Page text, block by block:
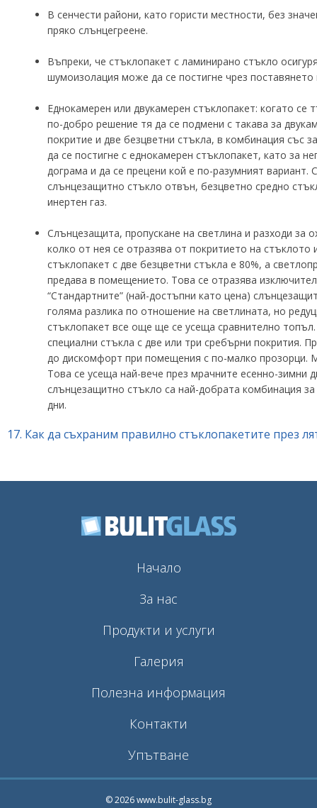
В сенчести райони, като гористи местности, без
пряко слънцегреене.
Въпреки, че стъклопакет с ламинирано стъкло
шумоизолация може да се постигне чрез
Еднокамерен или двукамерен стъклопакет: когато
по-добро решение тя да се подмени с такава за
покритие и две безцветни стъкла, в комбинация със
да се постигне с еднокамерен стъклопакет, като за
дограма и да се прецени кой е по-разумният вариант.
слънцезащитно стъкло отвън, безцветно средно
инертен газ.
Слънцезащита, пропускане на светлина и разходи
колко от нея се отразява от покритието на
стъклопакет с две безцветни стъкла е 80%, а
предава в помещението. Това се отразява
“Стандартните” (най-достъпни като цена)
голяма разлика по отношение на светлината, но
стъклопакет все още ще се усеща сравнително
специални стъкла с две или три сребърни покрития.
до дискомфорт при помещения с по-малко прозорци.
Това се усеща най-вече през мрачните есенно-
слънцезащитно стъкло са най-добрата комбинация
дни.
17. Как да съхраним правилно стъклопакетите през
Начало
За нас
Продукти и услуги
Галерия
Полезна информация
Контакти
Упътване
© 2026 www.bulit-glass.bg